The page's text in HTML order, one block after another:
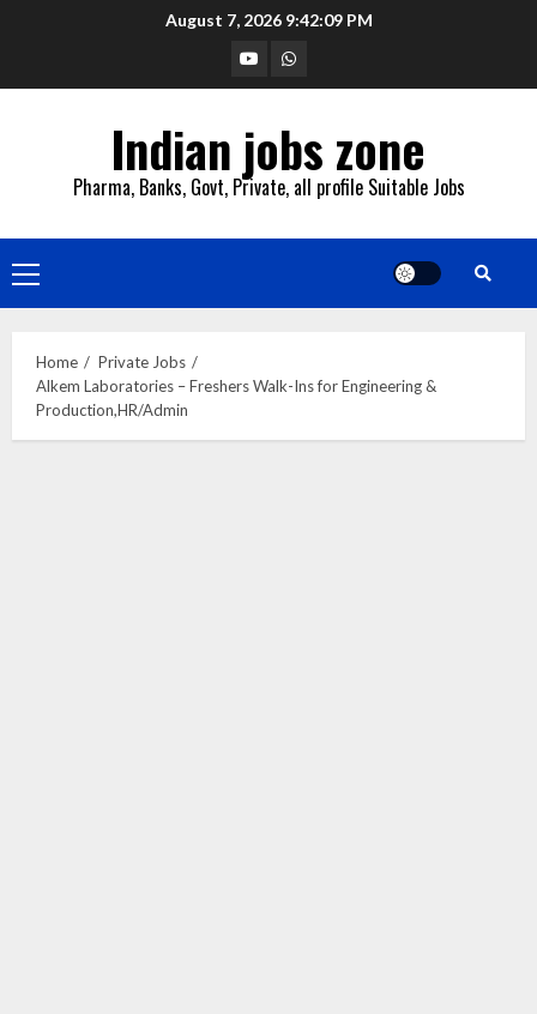
August 7, 2026 9:42:11 PM
YouTubeWhatsapp
Indian jobs zone
Pharma, Banks, Govt, Private, all profile Suitable Jobs
Primary
Menu
Home
Private Jobs
Alkem Laboratories – Freshers Walk-Ins for Engineering &
Production,HR/Admin